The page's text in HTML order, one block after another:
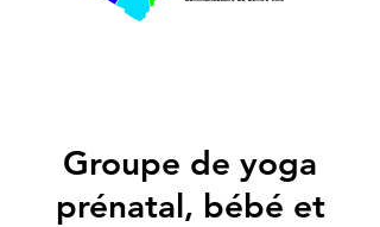
Groupe de yoga
prénatal, bébé et